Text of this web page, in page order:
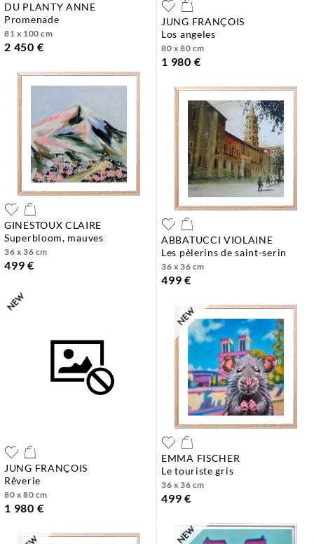
DU PLANTY ANNE
promenade
81 x 100 cm
2 450 €
JUNG FRANÇOIS
los angeles
80 x 80 cm
1 980 €
GINESTOUX CLAIRE
superbloom, mauves
36 x 36 cm
499 €
ABBATUCCI VIOLAINE
les pèlerins de saint-serin
36 x 36 cm
499 €
JUNG FRANÇOIS
rêverie
80 x 80 cm
1 980 €
EMMA FISCHER
le touriste gris
36 x 36 cm
499 €